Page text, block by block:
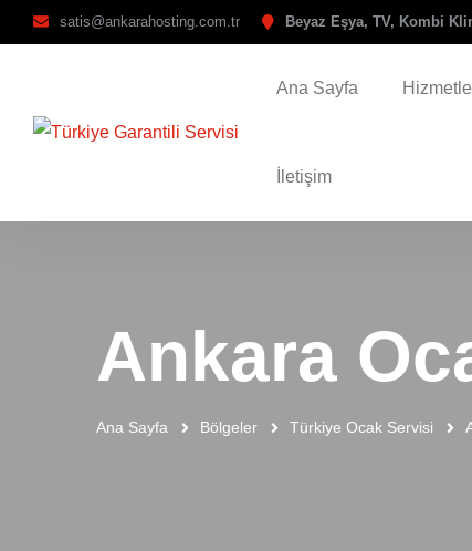
satis@ankarahosting.com.tr Beyaz Eşya, TV, Kombi
Ana Sayfa
İletişim
Ankara
Ana Sayfa Bölgeler Türkiye Ocak Servisi